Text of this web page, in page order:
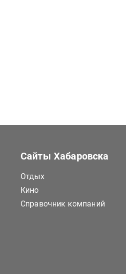
Сайты Хабаровска
Отдых
Кино
Справочник компаний